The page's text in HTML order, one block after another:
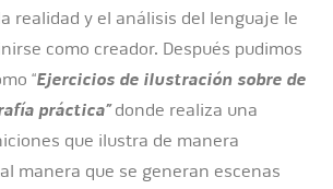
realidad y el análisis del lenguaje le
como creador. Después pudimos
“Ejercicios de ilustración sobre de
práctica”donde realiza una
que ilustra de manera
manera que se generan escenas